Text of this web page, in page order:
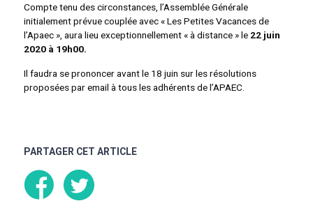
Compte tenu des circonstances, l’Assemblée Générale
initialement prévue couplée avec « Les Petites Vacances de
l’Apaec », aura lieu exceptionnellement « à distance » le 22 juin
2020 à 19h00.
Il faudra se prononcer avant le 18 juin sur les résolutions
proposées par email à tous les adhérents de l’APAEC.
PARTAGER CET ARTICLE